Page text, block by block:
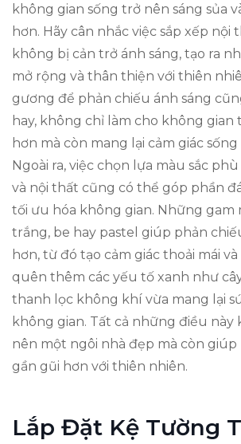
không gian sống trở nên sáng sủa
hơn. Hãy cân nhắc việc sắp xếp nội
không bị cản trở ánh sáng, tạo ra
mở rộng và thân thiện với thiên
gương để phản chiếu ánh sáng
hay, không chỉ làm cho không gian
hơn mà còn mang lại cảm giác
Ngoài ra, việc chọn lựa màu sắc
và nội thất cũng có thể góp phần
tối ưu hóa không gian. Những gam
trắng, be hay pastel giúp phản
hơn, từ đó tạo cảm giác thoải mái
quên thêm các yếu tố xanh như
thanh lọc không khí vừa mang lại
không gian. Tất cả những điều này
nên một ngôi nhà đẹp mà còn giúp
gần gũi hơn với thiên nhiên.
Lắp Đặt Kệ Tường